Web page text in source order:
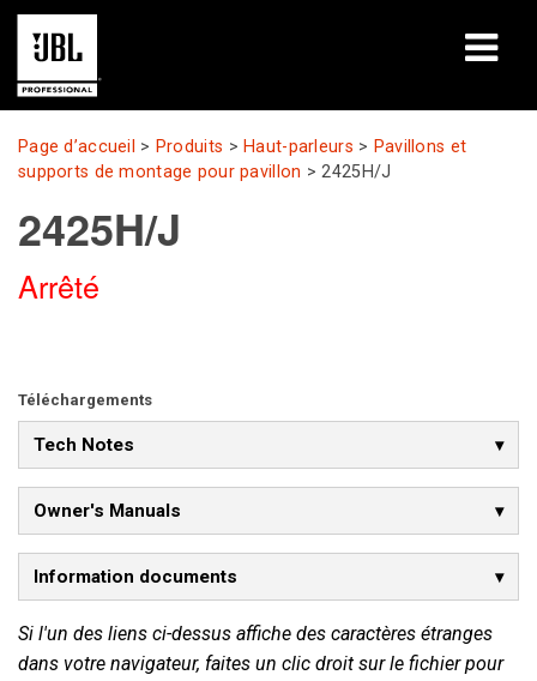
Produits
Sessions de formation en ligne
Où acheter et se connecter
Support
Langue/Région
Page d’accueil > Produits > Haut-parleurs > Pavillons et
supports de montage pour pavillon >2425H/J
2425H/J
Arrêté
Téléchargements
Tech Notes
Owner's Manuals
Information documents
Si l'un des liens ci-dessus affiche des caractères étranges
dans votre navigateur, faites un clic droit sur le fichier pour